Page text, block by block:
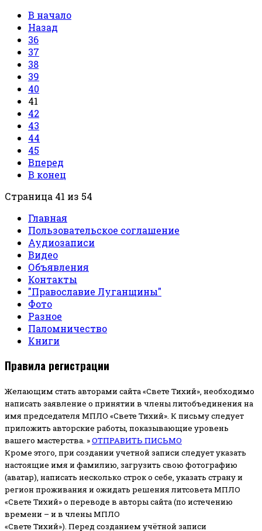
В начало
Назад
36
37
38
39
40
41
42
43
44
45
Вперед
В конец
Страница 41 из 54
Главная
Пользовательское соглашение
Аудиозаписи
Видео
Объявления
Контакты
"Православие Луганщины"
Фото
Разное
Паломничество
Книги
Правила регистрации
Желающим стать авторами сайта «Свете Тихий», необходимо
написать заявление о принятии в члены литобъединения на
имя председателя МПЛО «Свете Тихий». К письму следует
приложить авторские работы, показывающие уровень
вашего мастерства. »ОТПРАВИТЬ ПИСЬМО
Кроме этого, при создании учетной записи следует указать
настоящие имя и фамилию, загрузить свою фотографию
(аватар), написать несколько строк о себе, указать страну и
регион проживания и ожидать решения литсовета МПЛО
«Свете Тихий» о переводе в авторы сайта (по истечению
времени – и в члены МПЛО
«Свете Тихий»). Перед созданием учётной записи